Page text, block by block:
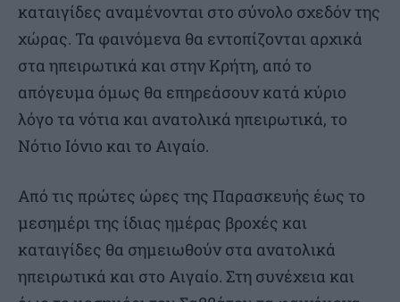
καταιγίδες αναμένονται στο σύνολο σχεδόν της
χώρας. Τα φαινόμενα θα εντοπίζονται αρχικά
στα ηπειρωτικά και στην Κρήτη, από το
απόγευμα όμως θα επηρεάσουν κατά κύριο
λόγο τα νότια και ανατολικά ηπειρωτικά, το
Νότιο Ιόνιο και το Αιγαίο.
Από τις πρώτες ώρες της Παρασκευής έως το
μεσημέρι της ίδιας ημέρας βροχές και
καταιγίδες θα σημειωθούν στα ανατολικά
ηπειρωτικά και στο Αιγαίο. Στη συνέχεια και